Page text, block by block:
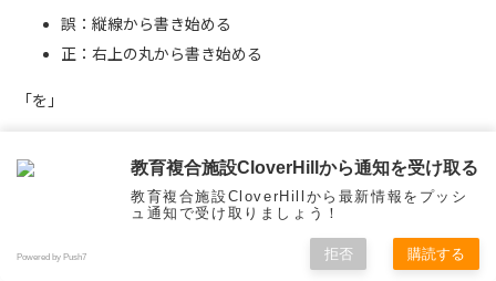
誤：縦線から書き始める
正：右上の丸から書き始める
「を」
正：「ヲ」の形を意識して左の曲線から
教育複合施設CloverHillから通知を受け取る
教育複合施設CloverHillから最新情報をプッシ
ュ通知で受け取りましょう！
Powered by Push7 拒否 購読する